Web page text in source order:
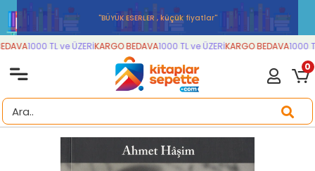
''BÜYÜK ESERLER , küçük fiyatlar''
1000 TL ve ÜZERİKARGO BEDAVA1000 TL ve ÜZERİKARGO BEDAVA1000 TL
0